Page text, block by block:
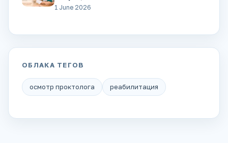
1 June 2026
ОБЛАКА ТЕГОВ
осмотр проктолога реабилитация